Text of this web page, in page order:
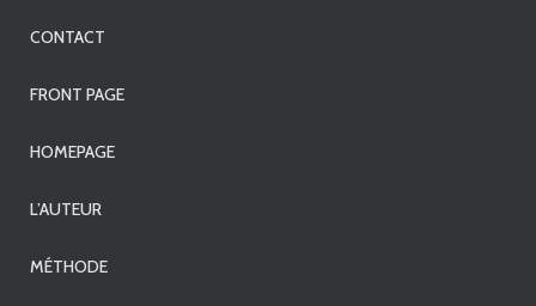
CONTACT
FRONT PAGE
HOMEPAGE
L’AUTEUR
MÉTHODE